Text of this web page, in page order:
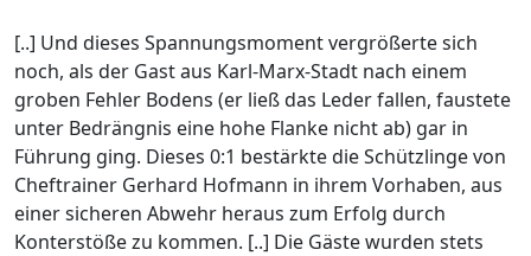
[..] Und dieses Spannungsmoment vergrößerte sich
noch, als der Gast aus Karl-Marx-Stadt nach einem
groben Fehler Bodens (er ließ das Leder fallen, faustete
unter Bedrängnis eine hohe Flanke nicht ab) gar in
Führung ging. Dieses 0:1 bestärkte die Schützlinge von
Cheftrainer Gerhard Hofmann in ihrem Vorhaben, aus
einer sicheren Abwehr heraus zum Erfolg durch
Konterstöße zu kommen. [..] Die Gäste wurden stets